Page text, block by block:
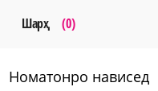
Шарҳ (0)
номатонро нависед